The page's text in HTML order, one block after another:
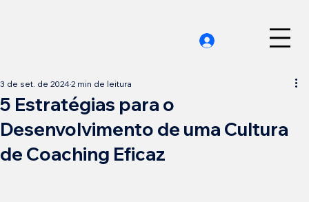
5 Estratégias para o
Desenvolvimento de uma Cultura
de Coaching Eficaz
3 de set. de 20242 min de leitura